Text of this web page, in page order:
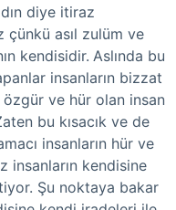
diye itiraz
çünkü asıl zulüm ve
kendisidir. Aslında bu
insanların bizzat
ve hür olan insan
bu kısacık ve de
insanların hür ve
insanların kendisine
Şu noktaya bakar